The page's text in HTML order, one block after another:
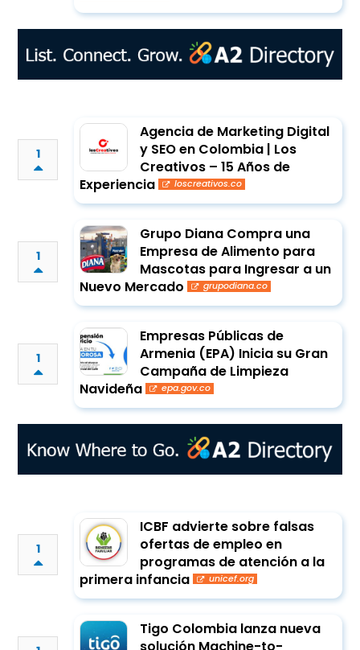
1
Agencia de Marketing Digital
y SEO en Colombia | Los
Creativos – 15 Años de
Experiencia
loscreativos.co
1
Grupo Diana Compra una
Empresa de Alimento para
Mascotas para Ingresar a un
Nuevo Mercado
grupodiana.co
1
Empresas Públicas de
Armenia (EPA) Inicia su Gran
Campaña de Limpieza
Navideña
epa.gov.co
1
ICBF advierte sobre falsas
ofertas de empleo en
programas de atención a la
primera infancia
unicef.org
Tigo Colombia lanza nueva
solución Machine-to-